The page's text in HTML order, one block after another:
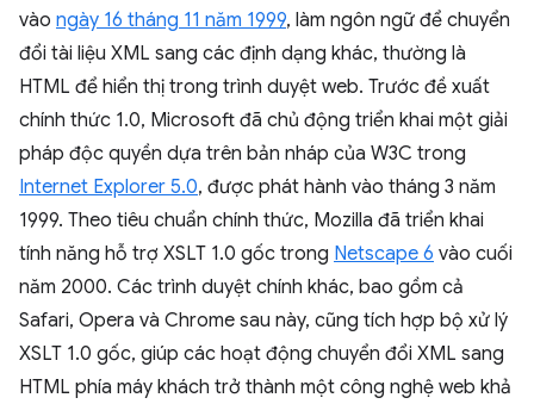
vào ngày 16 tháng 11 năm 1999, làm ngôn ngữ để chuyển
đổi tài liệu XML sang các định dạng khác, thường là
HTML để hiển thị trong trình duyệt web. Trước đề xuất
chính thức 1.0, Microsoft đã chủ động triển khai một giải
pháp độc quyền dựa trên bản nháp của W3C trong
Internet Explorer 5.0, được phát hành vào tháng 3 năm
1999. Theo tiêu chuẩn chính thức, Mozilla đã triển khai
tính năng hỗ trợ XSLT 1.0 gốc trong Netscape 6 vào cuối
năm 2000. Các trình duyệt chính khác, bao gồm cả
Safari, Opera và Chrome sau này, cũng tích hợp bộ xử lý
XSLT 1.0 gốc, giúp các hoạt động chuyển đổi XML sang
HTML phía máy khách trở thành một công nghệ web khả